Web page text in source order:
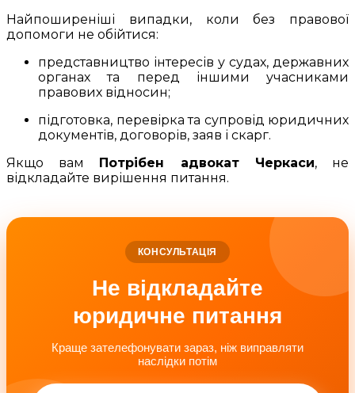
Найпоширеніші випадки, коли без правової
допомоги не обійтися:
представництво інтересів у судах, державних
органах та перед іншими учасниками
правових відносин;
підготовка, перевірка та супровід юридичних
документів, договорів, заяв і скарг.
Якщо вам Потрібен адвокат Черкаси, не
відкладайте вирішення питання.
КОНСУЛЬТАЦІЯ
Не відкладайте
юридичне питання
Краще зателефонувати зараз, ніж виправляти
наслідки потім